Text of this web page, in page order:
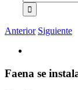
Anterior Siguiente
más
Faena se